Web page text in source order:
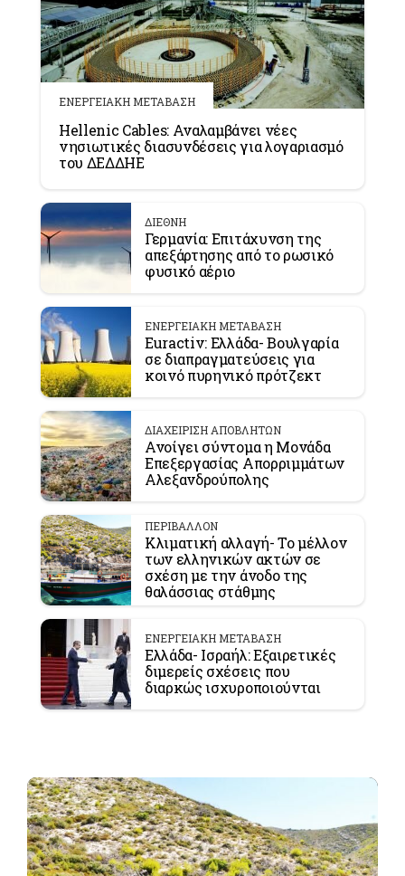
ΕΝΕΡΓΕΙΑΚΗ ΜΕΤΑΒΑΣΗ
Hellenic Cables: Αναλαμβάνει νέες
νησιωτικές διασυνδέσεις για λογαριασμό
του ΔΕΔΔΗΕ
ΔΙΕΘΝΗ
Γερμανία: Επιτάχυνση της
απεξάρτησης από το ρωσικό
φυσικό αέριο
ΕΝΕΡΓΕΙΑΚΗ ΜΕΤΑΒΑΣΗ
Euractiv: Ελλάδα- Βουλγαρία
σε διαπραγματεύσεις για
κοινό πυρηνικό πρότζεκτ
ΔΙΑΧΕΙΡΙΣΗ ΑΠΟΒΛΗΤΩΝ
Ανοίγει σύντομα η Μονάδα
Επεξεργασίας Απορριμμάτων
Αλεξανδρούπολης
ΠΕΡΙΒΑΛΛΟΝ
Κλιματική αλλαγή- Το μέλλον
των ελληνικών ακτών σε
σχέση με την άνοδο της
θαλάσσιας στάθμης
ΕΝΕΡΓΕΙΑΚΗ ΜΕΤΑΒΑΣΗ
Ελλάδα- Ισραήλ: Εξαιρετικές
διμερείς σχέσεις που
διαρκώς ισχυροποιούνται